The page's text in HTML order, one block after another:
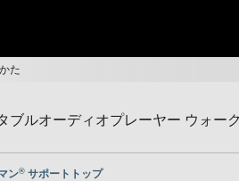
た
ブルオーディオプレーヤー ウォー
ン® サポートトップ